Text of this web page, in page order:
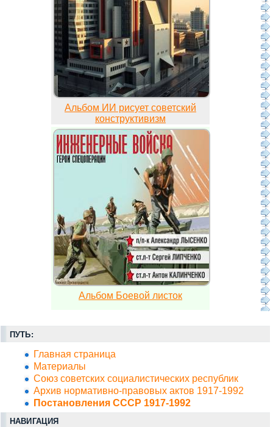
Альбом ИИ рисует советский
конструктивизм
Альбом Боевой листок
ПУТЬ:
Главная страница
Материалы
Союз советских социалистических республик
Архив нормативно-правовых актов 1917-1992
Постановления СССР 1917-1992
НАВИГАЦИЯ